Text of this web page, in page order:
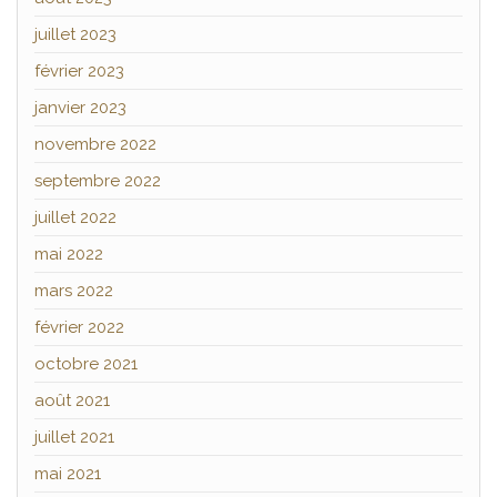
juillet 2023
février 2023
janvier 2023
novembre 2022
septembre 2022
juillet 2022
mai 2022
mars 2022
février 2022
octobre 2021
août 2021
juillet 2021
mai 2021